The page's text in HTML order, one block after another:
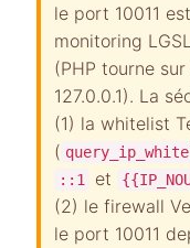
le port 10011
monitoring
(PHP tourne
127.0.0.1). La
(1) la whitelist
(
::1 et
(2) le firewall
le port 10011